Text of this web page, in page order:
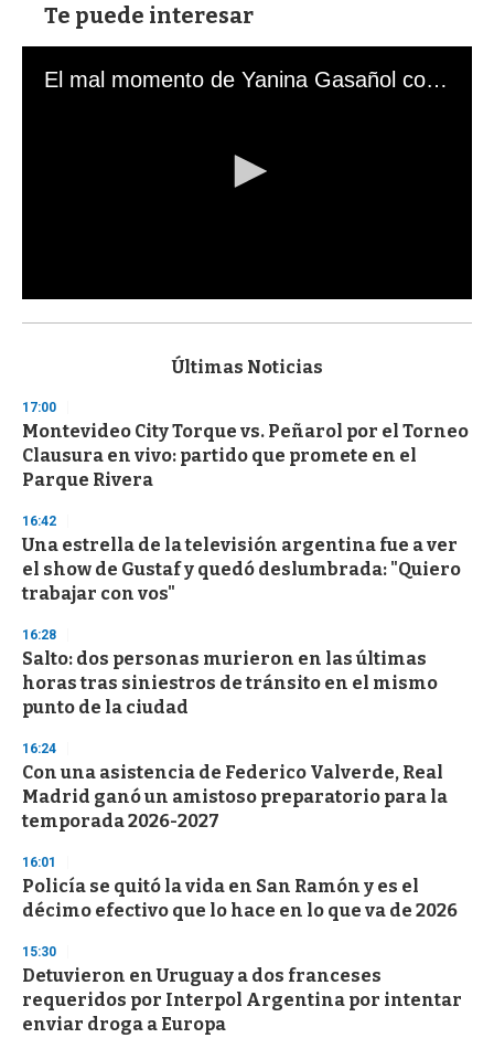
Te puede interesar
El mal momento de Yanina Gasañol con un hincha argentino en "Subrayado"
s
d
s
o
f
3
s
e
c
o
n
Últimas Noticias
17:00
Montevideo City Torque vs. Peñarol por el Torneo
Clausura en vivo: partido que promete en el
Parque Rivera
16:42
Una estrella de la televisión argentina fue a ver
el show de Gustaf y quedó deslumbrada: "Quiero
trabajar con vos"
16:28
Salto: dos personas murieron en las últimas
horas tras siniestros de tránsito en el mismo
punto de la ciudad
16:24
Con una asistencia de Federico Valverde, Real
Madrid ganó un amistoso preparatorio para la
temporada 2026-2027
16:01
Policía se quitó la vida en San Ramón y es el
décimo efectivo que lo hace en lo que va de 2026
15:30
Detuvieron en Uruguay a dos franceses
requeridos por Interpol Argentina por intentar
enviar droga a Europa